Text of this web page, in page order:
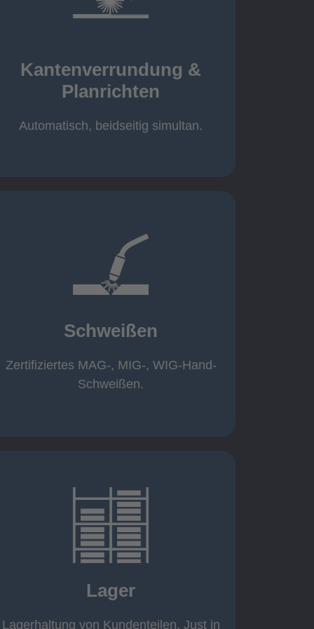
Kantenverrundung &
Planrichten
Automatisch, beidseitig simultan.
Kantenverrundung &
Planrichten
Schweißen
Zertifiziertes MAG-, MIG-, WIG-Hand-
Schweißen.
Schweißen
Handarbeitsplätze 1,5 x 1,5 x 6m /
Roboterschweißen ø800 x 3.200mm
Cobot-Schweißzelle 2 x 1 x 1m /
400A, CMT, 1.000 kg
Lager
Lagerhaltung von Kundenteilen. Just in
Rahmenverträge
Just in Time
eigener Fuhrpark
mehr erfahren